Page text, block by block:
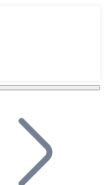
tu plataforma.
tu negocio y permite que